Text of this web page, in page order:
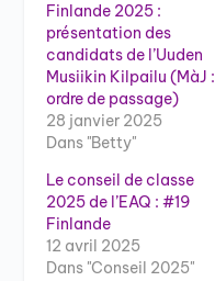
Finlande 2025 :
présentation des
candidats de l’Uuden
Musiikin Kilpailu (MàJ :
ordre de passage)
28 janvier 2025
Dans "Betty"
Le conseil de classe
2025 de l’EAQ : #19
Finlande
12 avril 2025
Dans "Conseil 2025"